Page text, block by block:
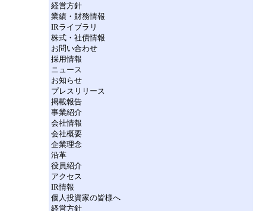
経営方針
業績・財務情報
IRライブラリ
株式・社債情報
お問い合わせ
採用情報
ニュース
お知らせ
プレスリリース
掲載報告
事業紹介
会社情報
会社概要
企業理念
沿革
役員紹介
アクセス
IR情報
個人投資家の皆様へ
経営方針